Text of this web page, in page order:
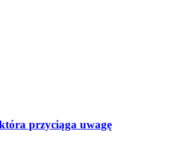
przyciąga uwagę